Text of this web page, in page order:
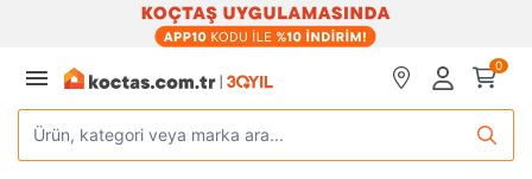
0
Ürün, kategori veya marka ara...